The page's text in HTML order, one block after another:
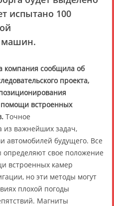
испытано 100
машин.
компания сообщила об
проекта,
встроенных
Точное
важнейших задач,
автомобилей будущего. Все
свое положение
встроенных камер
но эти методы могут
плохой погоды
Магниты